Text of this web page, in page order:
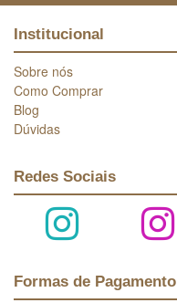
Institucional
Sobre nós
Como Comprar
Blog
Dúvidas
Redes Sociais
Formas de Pagamento